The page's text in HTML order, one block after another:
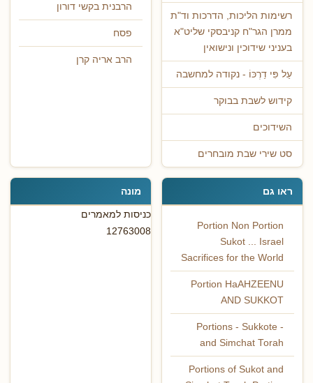
רשימות הליכות, הדרכות וד"ת
ממרן הגר"ח קניבסקי שליט"א
בעניני שידוכין ונישואין
עַל פִּי דַרְכּוֹ - נקודה למחשבה
קידוש לשבת בבוקר
השידוכים
סט שירי שבת מובחרים
הרבנית בקשי דורון
פסח
הרב אריה קרן
ראו גם
Portion Non Portion
Sukot ... Israel
Sacrifices for the World
Portion HaAHZEENU
AND SUKKOT
Portions - Sukkote -
and Simchat Torah
Portions of Sukot and
מונה
כניסות למאמרים
12763008